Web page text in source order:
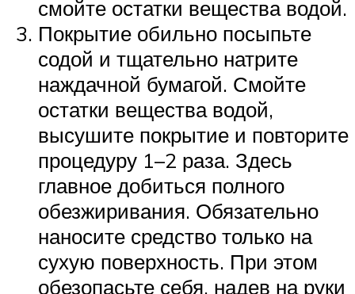
смойте остатки вещества водой.
Покрытие обильно посыпьте
содой и тщательно натрите
наждачной бумагой. Смойте
остатки вещества водой,
высушите покрытие и повторите
процедуру 1–2 раза. Здесь
главное добиться полного
обезжиривания. Обязательно
наносите средство только на
сухую поверхность. При этом
обезопасьте себя, надев на руки